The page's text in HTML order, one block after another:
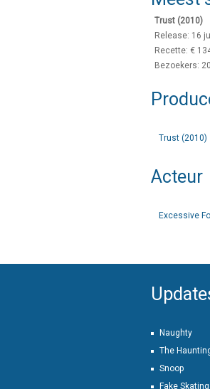
Trust (2010)
Release: 16
Recette: €
Bezoekers:
Trust (2010)
Acteur
Excessive
Naughty
The
Snoop
Fake Skating